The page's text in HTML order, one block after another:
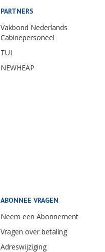
PARTNERS
Vakbond Nederlands
Cabinepersoneel
TUI
NEWHEAP
ABONNEE VRAGEN
Neem een Abonnement
Vragen over betaling
Adreswijziging